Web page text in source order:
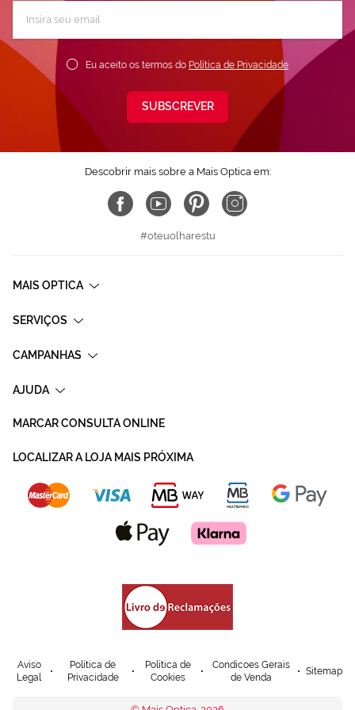
Newsletter:
Eu aceito os termos do Política de Privacidade
SUBSCREVER
Descobrir mais sobre a Mais Optica em:
#oteuolharestu
MAIS OPTICA
SERVIÇOS
CAMPANHAS
AJUDA
MARCAR CONSULTA ONLINE
LOCALIZAR A LOJA MAIS PRÓXIMA
Aviso
Legal
Política de
Privacidade
Política de
Cookies
Condicoes Gerais
de Venda
Sitemap